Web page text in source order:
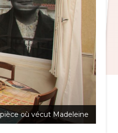
où vécut Madeleine
où vécut Madeleine